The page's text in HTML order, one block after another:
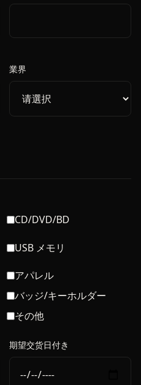
業界
CD/DVD/BD
USB メモリ
アパレル
バッジ/キーホルダー
その他
期望交货日付き